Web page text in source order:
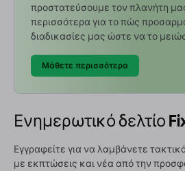
προστατεύσουμε τον πλανήτη
περισσότερα για το πώς
διαδικασίες μας ώστε να το
Μάθετε περισσότερα
Ενημερωτικό δελτίο
Εγγραφείτε για να λαμβάνετε
με εκπτώσεις και νέα από την